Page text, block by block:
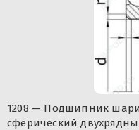
1208 — Подшипник
сферический